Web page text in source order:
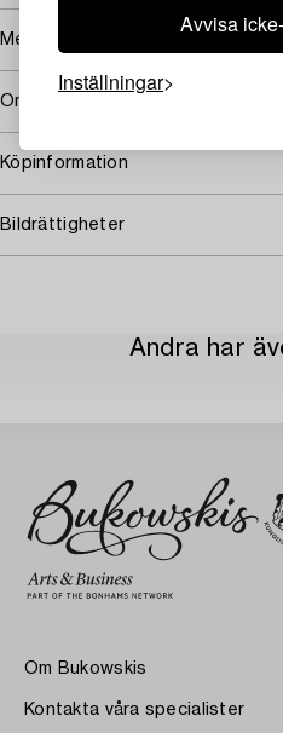
Avvisa
Inställningar
Mer om Gösta Adrian-Nilsson
Omfattas av följerätt
Köpinformation
Bildrättigheter
Andra har
Om Bukowskis
Kontakta våra specialister